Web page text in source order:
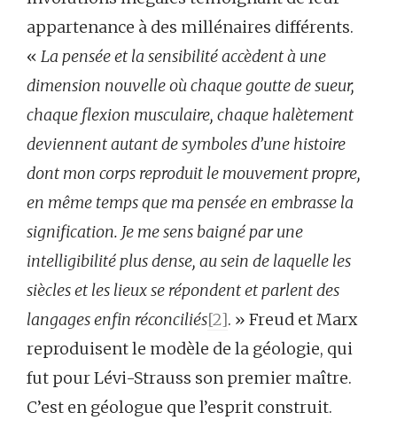
appartenance à des millénaires différents.
« La pensée et la sensibilité accèdent à une
dimension nouvelle où chaque goutte de sueur,
chaque flexion musculaire, chaque halètement
deviennent autant de symboles d’une histoire
dont mon corps reproduit le mouvement propre,
en même temps que ma pensée en embrasse la
signification. Je me sens baigné par une
intelligibilité plus dense, au sein de laquelle les
siècles et les lieux se répondent et parlent des
langages enfin réconciliés[2]. » Freud et Marx
reproduisent le modèle de la géologie, qui
fut pour Lévi-Strauss son premier maître.
C’est en géologue que l’esprit construit.